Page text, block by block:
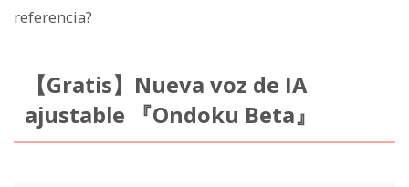
referencia?
【Gratis】Nueva voz de IA
ajustable 『Ondoku Beta』